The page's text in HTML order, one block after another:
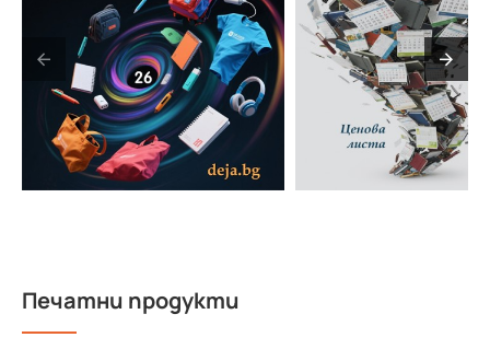
Печатни продукти